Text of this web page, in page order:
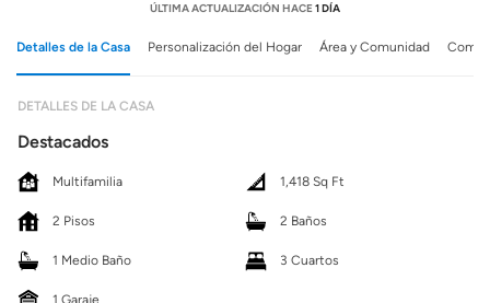
ÚLTIMA ACTUALIZACIÓN HACE1 DÍA
Detalles de la Casa Personalización del Hogar Área y Comunidad
DETALLES DE LA CASA
Destacados
Multifamilia 1,418 Sq Ft
2 Pisos 2 Baños
1 Medio Baño 3 Cuartos
1 Garaje